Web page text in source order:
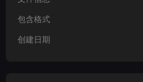
包含格式
创建日期